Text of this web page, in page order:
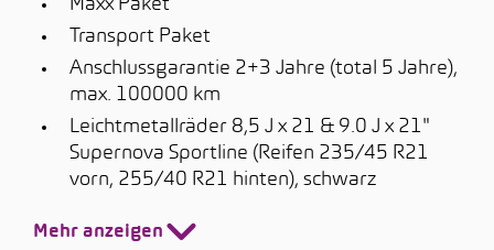
Maxx Paket
Transport Paket
Anschlussgarantie 2+3 Jahre (total 5 Jahre),
max. 100000 km
Leichtmetallräder 8,5 J x 21 & 9.0 J x 21"
Supernova Sportline (Reifen 235/45 R21
vorn, 255/40 R21 hinten), schwarz
Mehr anzeigen